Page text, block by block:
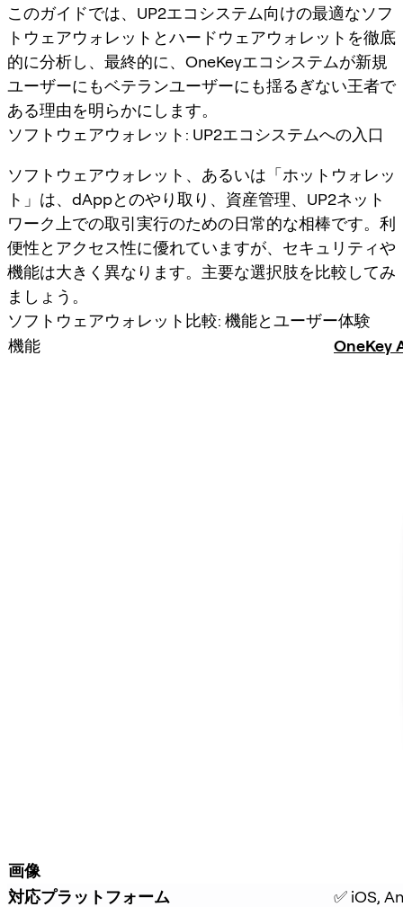
このガイドでは、UP2エコシステム向けの最適なソフ
トウェアウォレットとハードウェアウォレットを徹底
的に分析し、最終的に、OneKeyエコシステムが新規
ユーザーにもベテランユーザーにも揺るぎない王者で
ある理由を明らかにします。
ソフトウェアウォレット: UP2エコシステムへの入口
ソフトウェアウォレット、あるいは「ホットウォレッ
ト」は、dAppとのやり取り、資産管理、UP2ネット
ワーク上での取引実行のための日常的な相棒です。利
便性とアクセス性に優れていますが、セキュリティや
機能は大きく異なります。主要な選択肢を比較してみ
ましょう。
ソフトウェアウォレット比較: 機能とユーザー体験
機能
OneKey
画像
対応プラットフォーム
✅ iOS,